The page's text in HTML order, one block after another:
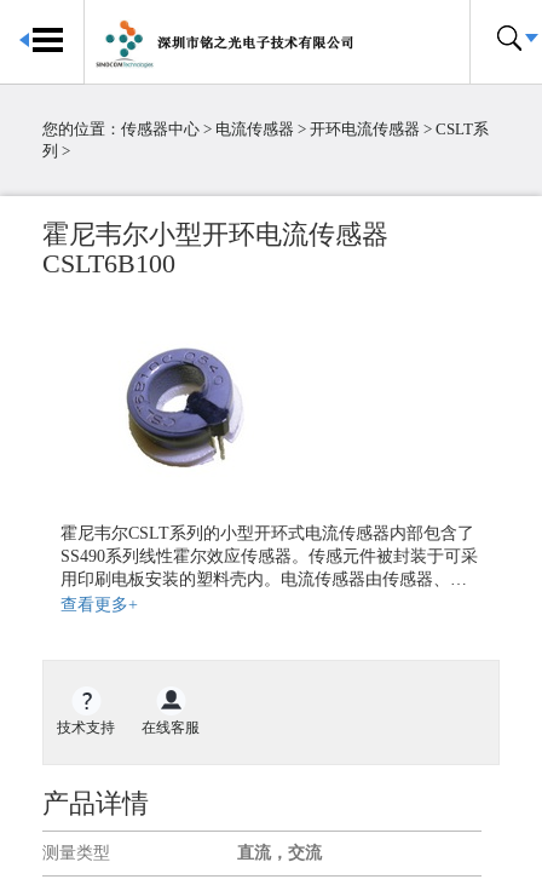
首页
倾角传感器
陀螺仪传感器
压力传感器
温度传感器
电流传感器
地磁传感器
气体传感器
开关传感器
液位传感器
扭矩传感器
振动传感器
传感器仪表
无线通信模块
您的位置： 传感器中心 > 电流传感器 > 开环电流传感器 > CSLT系
列 >
霍尼韦尔小型开环电流传感器
CSLT6B100
霍尼韦尔CSLT系列的小型开环式电流传感器内部包含了
SS490系列线性霍尔效应传感器。传感元件被封装于可采
用印刷电板安装的塑料壳内。电流传感器由传感器、聚
磁材料、外壳共同构成，这些传感器均为比率输出。
查看更多+
技术支持 在线客服
产品详情
测量类型 直流，交流